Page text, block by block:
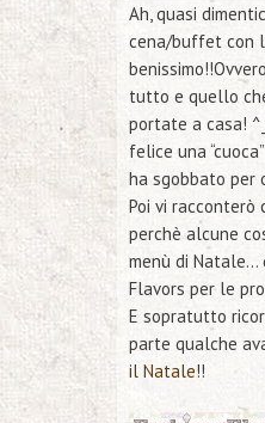
Ah, quasi
cena/buffet con
tutto e quello
portate a casa!
felice una
ha sgobbato per
Poi vi racconterò
perchè alcune
menù di Natale…
Flavors per le
E sopratutto
parte qualche
il Natale!!